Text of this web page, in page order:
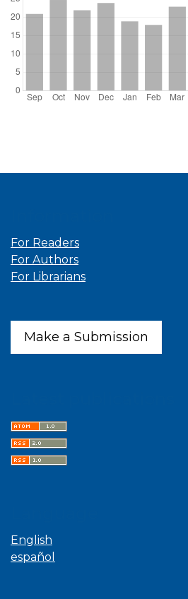
For Readers
For Authors
For Librarians
Make a Submission
English
español